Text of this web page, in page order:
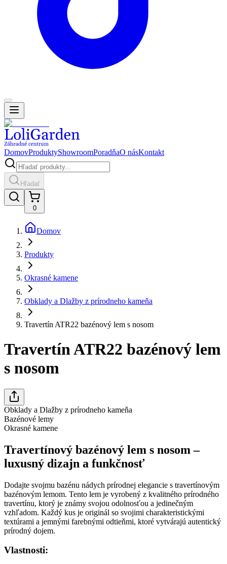
DomovProduktyShowroomPoradňaO násKontakt
Hľadať
0
Domov
Produkty
Okrasné kamene
Obklady a Dlažby z prírodneho kameňa
Travertín ATR22 bazénový lem s nosom
Travertín ATR22 bazénový lem
s nosom
Obklady a Dlažby z prírodneho kameňa
Bazénové lemy
Okrasné kamene
Travertínový bazénový lem s nosom –
luxusný dizajn a funkčnosť
Dodajte svojmu bazénu nádych prírodnej elegancie s travertínovým
bazénovým lemom. Tento lem je vyrobený z kvalitného prírodného
travertínu, ktorý je známy svojou odolnosťou a jedinečným
vzhľadom. Každý kus je originál so svojimi charakteristickými
textúrami a jemnými farebnými odtieňmi, ktoré vytvárajú autentický
prírodný dojem.
Vlastnosti: